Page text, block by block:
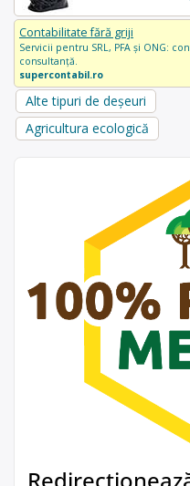
Contabilitate fără griji
Servicii pentru SRL, PFA și ONG:
consultanță.
supercontabil.ro
Alte tipuri de deșeuri
Agricultura ecologică